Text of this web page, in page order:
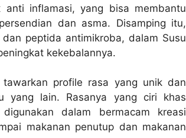
inflamasi, yang bisa membantu
dan asma. Disamping itu,
peptida antimikroba, dalam Susu
kekebalannya.
tawarkan profile rasa yang unik dan
yang lain. Rasanya yang ciri khas
dalam bermacam kreasi
makanan penutup dan makanan